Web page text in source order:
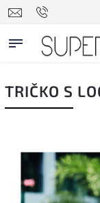
TRIČKO S